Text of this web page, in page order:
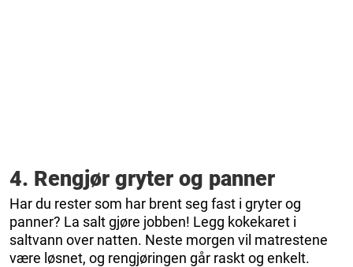
4. Rengjør gryter og panner
Har du rester som har brent seg fast i gryter og
panner? La salt gjøre jobben! Legg kokekaret i
saltvann over natten. Neste morgen vil matrestene
være løsnet, og rengjøringen går raskt og enkelt.